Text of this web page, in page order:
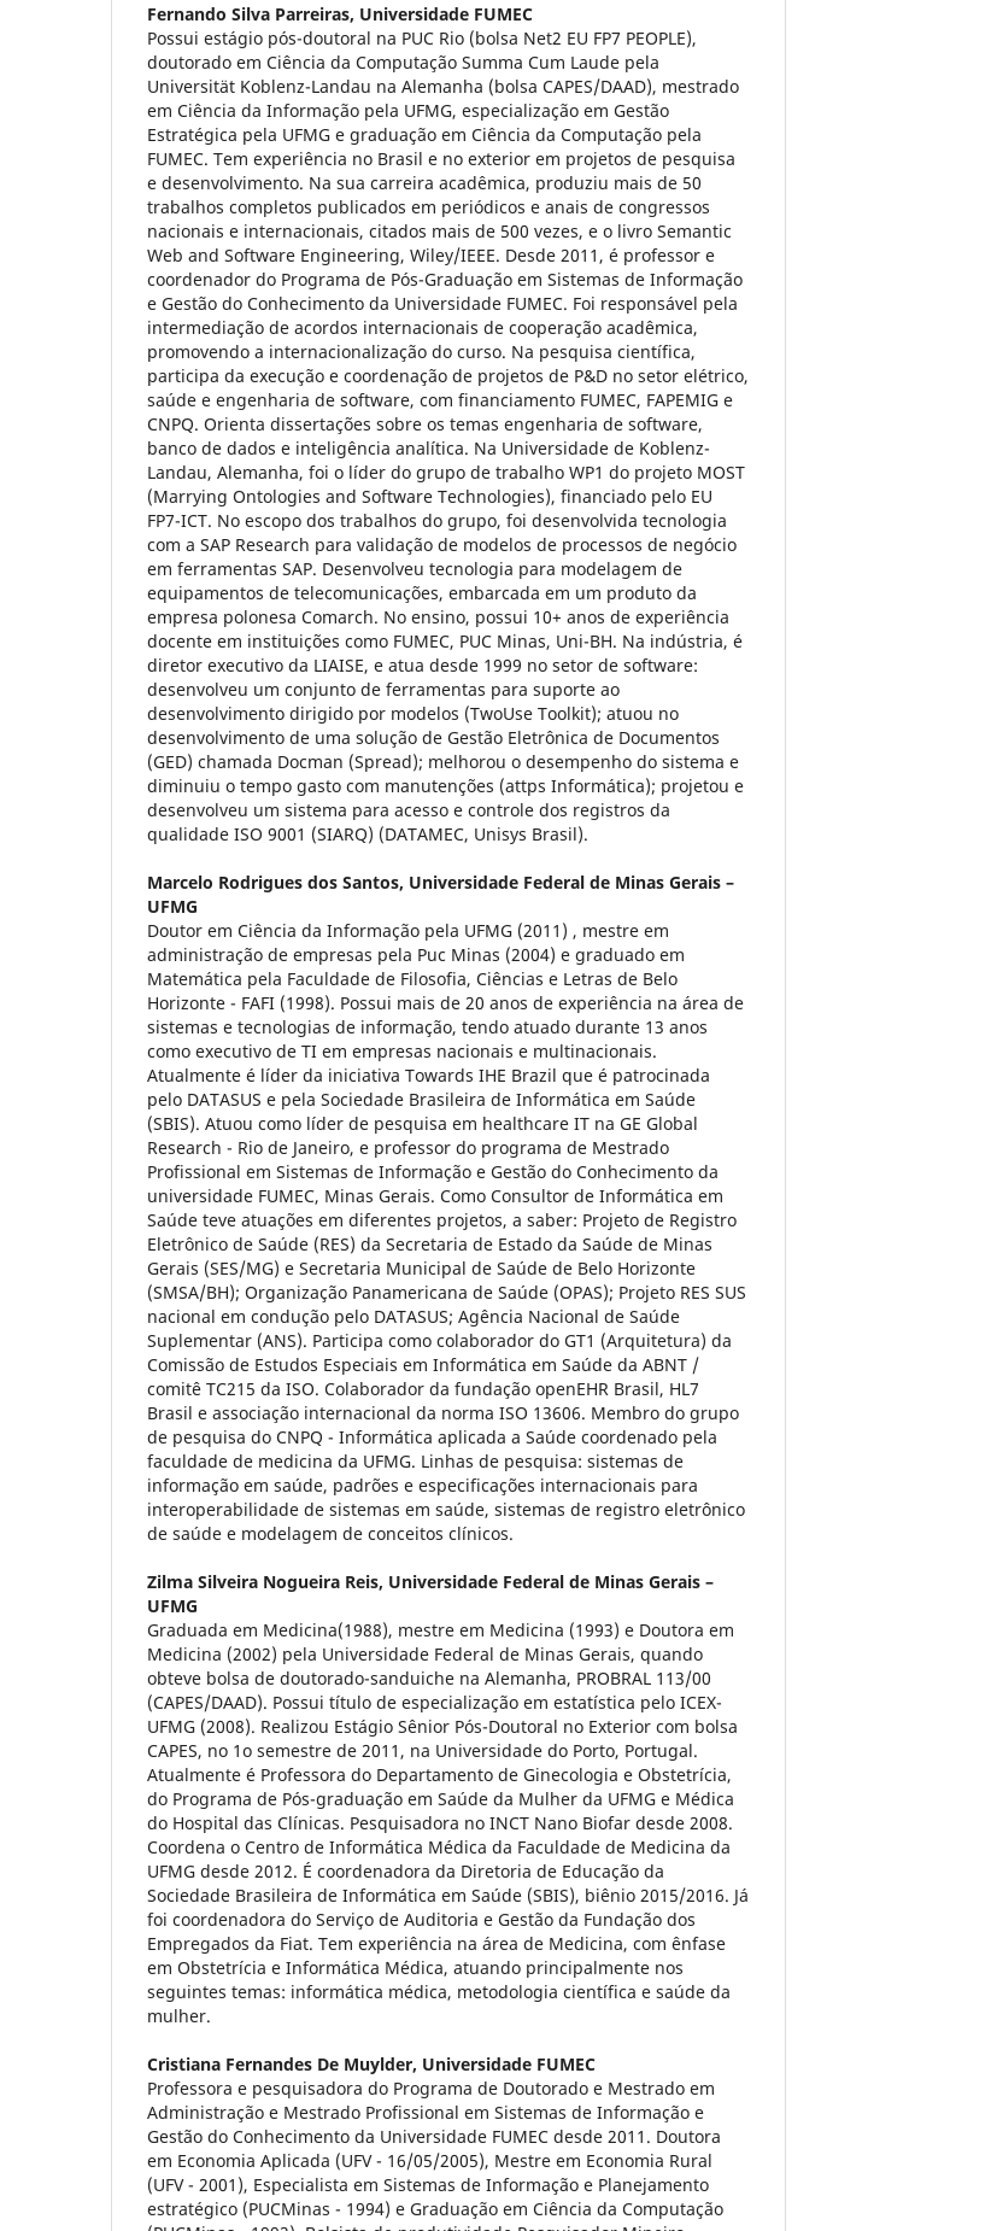
Fernando Silva Parreiras, Universidade FUMEC
Possui estágio pós-doutoral na PUC Rio (bolsa Net2 EU FP7 PEOPLE),
doutorado em Ciência da Computação Summa Cum Laude pela
Universität Koblenz-Landau na Alemanha (bolsa CAPES/DAAD), mestrado
em Ciência da Informação pela UFMG, especialização em Gestão
Estratégica pela UFMG e graduação em Ciência da Computação pela
FUMEC. Tem experiência no Brasil e no exterior em projetos de pesquisa
e desenvolvimento. Na sua carreira acadêmica, produziu mais de 50
trabalhos completos publicados em periódicos e anais de congressos
nacionais e internacionais, citados mais de 500 vezes, e o livro Semantic
Web and Software Engineering, Wiley/IEEE. Desde 2011, é professor e
coordenador do Programa de Pós-Graduação em Sistemas de Informação
e Gestão do Conhecimento da Universidade FUMEC. Foi responsável pela
intermediação de acordos internacionais de cooperação acadêmica,
promovendo a internacionalização do curso. Na pesquisa científica,
participa da execução e coordenação de projetos de P&D no setor elétrico,
saúde e engenharia de software, com financiamento FUMEC, FAPEMIG e
CNPQ. Orienta dissertações sobre os temas engenharia de software,
banco de dados e inteligência analítica. Na Universidade de Koblenz-
Landau, Alemanha, foi o líder do grupo de trabalho WP1 do projeto MOST
(Marrying Ontologies and Software Technologies), financiado pelo EU
FP7-ICT. No escopo dos trabalhos do grupo, foi desenvolvida tecnologia
com a SAP Research para validação de modelos de processos de negócio
em ferramentas SAP. Desenvolveu tecnologia para modelagem de
equipamentos de telecomunicações, embarcada em um produto da
empresa polonesa Comarch. No ensino, possui 10+ anos de experiência
docente em instituições como FUMEC, PUC Minas, Uni-BH. Na indústria, é
diretor executivo da LIAISE, e atua desde 1999 no setor de software:
desenvolveu um conjunto de ferramentas para suporte ao
desenvolvimento dirigido por modelos (TwoUse Toolkit); atuou no
desenvolvimento de uma solução de Gestão Eletrônica de Documentos
(GED) chamada Docman (Spread); melhorou o desempenho do sistema e
diminuiu o tempo gasto com manutenções (attps Informática); projetou e
desenvolveu um sistema para acesso e controle dos registros da
qualidade ISO 9001 (SIARQ) (DATAMEC, Unisys Brasil).
Marcelo Rodrigues dos Santos, Universidade Federal de Minas Gerais –
UFMG
Doutor em Ciência da Informação pela UFMG (2011) , mestre em
administração de empresas pela Puc Minas (2004) e graduado em
Matemática pela Faculdade de Filosofia, Ciências e Letras de Belo
Horizonte - FAFI (1998). Possui mais de 20 anos de experiência na área de
sistemas e tecnologias de informação, tendo atuado durante 13 anos
como executivo de TI em empresas nacionais e multinacionais.
Atualmente é líder da iniciativa Towards IHE Brazil que é patrocinada
pelo DATASUS e pela Sociedade Brasileira de Informática em Saúde
(SBIS). Atuou como líder de pesquisa em healthcare IT na GE Global
Research - Rio de Janeiro, e professor do programa de Mestrado
Profissional em Sistemas de Informação e Gestão do Conhecimento da
universidade FUMEC, Minas Gerais. Como Consultor de Informática em
Saúde teve atuações em diferentes projetos, a saber: Projeto de Registro
Eletrônico de Saúde (RES) da Secretaria de Estado da Saúde de Minas
Gerais (SES/MG) e Secretaria Municipal de Saúde de Belo Horizonte
(SMSA/BH); Organização Panamericana de Saúde (OPAS); Projeto RES SUS
nacional em condução pelo DATASUS; Agência Nacional de Saúde
Suplementar (ANS). Participa como colaborador do GT1 (Arquitetura) da
Comissão de Estudos Especiais em Informática em Saúde da ABNT /
comitê TC215 da ISO. Colaborador da fundação openEHR Brasil, HL7
Brasil e associação internacional da norma ISO 13606. Membro do grupo
de pesquisa do CNPQ - Informática aplicada a Saúde coordenado pela
faculdade de medicina da UFMG. Linhas de pesquisa: sistemas de
informação em saúde, padrões e especificações internacionais para
interoperabilidade de sistemas em saúde, sistemas de registro eletrônico
de saúde e modelagem de conceitos clínicos.
Zilma Silveira Nogueira Reis, Universidade Federal de Minas Gerais –
UFMG
Graduada em Medicina(1988), mestre em Medicina (1993) e Doutora em
Medicina (2002) pela Universidade Federal de Minas Gerais, quando
obteve bolsa de doutorado-sanduiche na Alemanha, PROBRAL 113/00
(CAPES/DAAD). Possui título de especialização em estatística pelo ICEX-
UFMG (2008). Realizou Estágio Sênior Pós-Doutoral no Exterior com bolsa
CAPES, no 1o semestre de 2011, na Universidade do Porto, Portugal.
Atualmente é Professora do Departamento de Ginecologia e Obstetrícia,
do Programa de Pós-graduação em Saúde da Mulher da UFMG e Médica
do Hospital das Clínicas. Pesquisadora no INCT Nano Biofar desde 2008.
Coordena o Centro de Informática Médica da Faculdade de Medicina da
UFMG desde 2012. É coordenadora da Diretoria de Educação da
Sociedade Brasileira de Informática em Saúde (SBIS), biênio 2015/2016. Já
foi coordenadora do Serviço de Auditoria e Gestão da Fundação dos
Empregados da Fiat. Tem experiência na área de Medicina, com ênfase
em Obstetrícia e Informática Médica, atuando principalmente nos
seguintes temas: informática médica, metodologia científica e saúde da
mulher.
Cristiana Fernandes De Muylder, Universidade FUMEC
Professora e pesquisadora do Programa de Doutorado e Mestrado em
Administração e Mestrado Profissional em Sistemas de Informação e
Gestão do Conhecimento da Universidade FUMEC desde 2011. Doutora
em Economia Aplicada (UFV - 16/05/2005), Mestre em Economia Rural
(UFV - 2001), Especialista em Sistemas de Informação e Planejamento
estratégico (PUCMinas - 1994) e Graduação em Ciência da Computação